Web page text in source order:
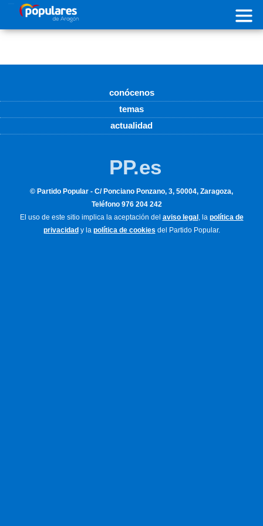
Pasar al contenido principal
conócenos
temas
actualidad
PP.es
© Partido Popular - C/ Ponciano Ponzano, 3, 50004, Zaragoza,
Teléfono 976 204 242
El uso de este sitio implica la aceptación del aviso legal , la política de
privacidad y la política de cookies del Partido Popular.